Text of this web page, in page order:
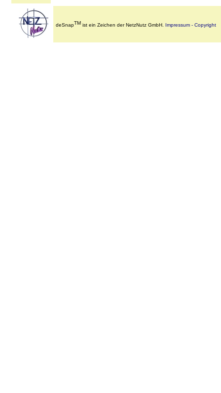
deSnapTM ist ein Zeichen der NetzNutz GmbH. Impressum - Copyright